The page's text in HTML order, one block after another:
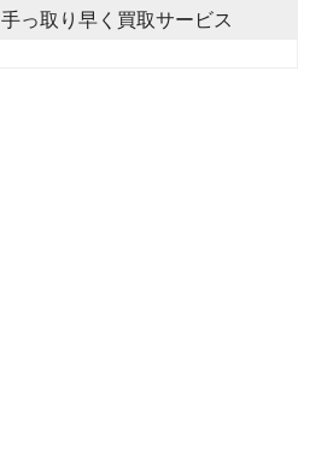
手っ取り早く買取サービス